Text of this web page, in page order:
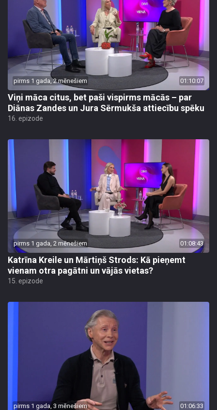
pirms 1 gada, 2 mēnešiem 01:10:07
Viņi māca citus, bet paši vispirms mācās – par
Diānas Zandes un Jura Sērmukša attiecību spēku
16. epizode
pirms 1 gada, 2 mēnešiem 01:08:43
Katrīna Kreile un Mārtiņš Strods: Kā pieņemt
vienam otra pagātni un vājās vietas?
15. epizode
pirms 1 gada, 3 mēnešiem 01:06:33